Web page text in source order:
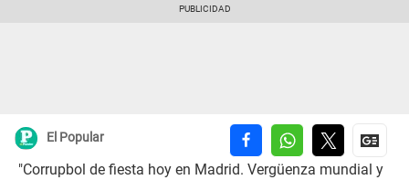
El Popular
"Corrupbol de fiesta hoy en Madrid. Vergüenza mundial y